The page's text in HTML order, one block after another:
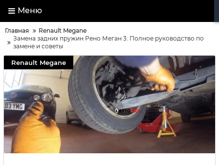
Меню
Главная
Renault Megane
Замена задних пружин Рено Меган 3: Полное руководство по
замене и советы
Renault Megane